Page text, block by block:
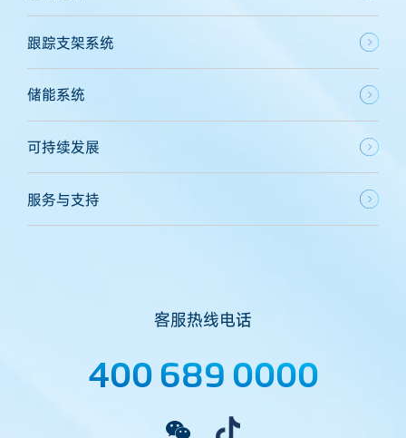
跟踪支架系统
储能系统
可持续发展
服务与支持
客服热线电话
400 689 0000